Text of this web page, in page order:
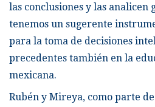
las conclusiones y las analicen
tenemos un sugerente
para la toma de decisiones
precedentes también en la
mexicana.
Rubén y Mireya, como parte